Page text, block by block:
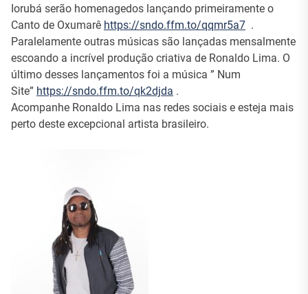
Iorubá serão homenagedos lançando primeiramente o
Canto de Oxumarê https://sndo.ffm.to/qqmr5a7 .
Paralelamente outras músicas são lançadas mensalmente
escoando a incrível produção criativa de Ronaldo Lima. O
último desses lançamentos foi a música ” Num
Site” https://sndo.ffm.to/qk2djda .
Acompanhe Ronaldo Lima nas redes sociais e esteja mais
perto deste excepcional artista brasileiro.